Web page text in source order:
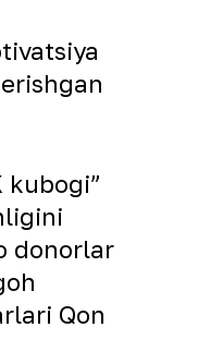
kubogi”
donorlar
Qon